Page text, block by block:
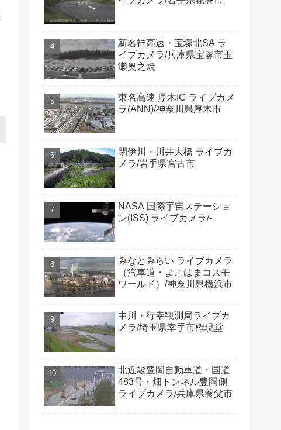
新名神高速・宝塚北SA ラ
イブカメラ/兵庫県宝塚市玉
瀬奥之焼
東名高速 厚木IC ライブカメ
ラ(ANN)/神奈川県厚木市
閉伊川・川井大橋 ライブカ
メラ/岩手県宮古市
NASA 国際宇宙ステーショ
ン(ISS) ライブカメラ/-
みなとみらい ライブカメラ
（汽車道・よこはまコスモ
ワールド）/神奈川県横浜市
中川・行幸観測局ライブカ
メラ/埼玉県幸手市権現堂
北近畿豊岡自動車道・国道
483号・畑トンネル豊岡側
ライブカメラ/兵庫県養父市